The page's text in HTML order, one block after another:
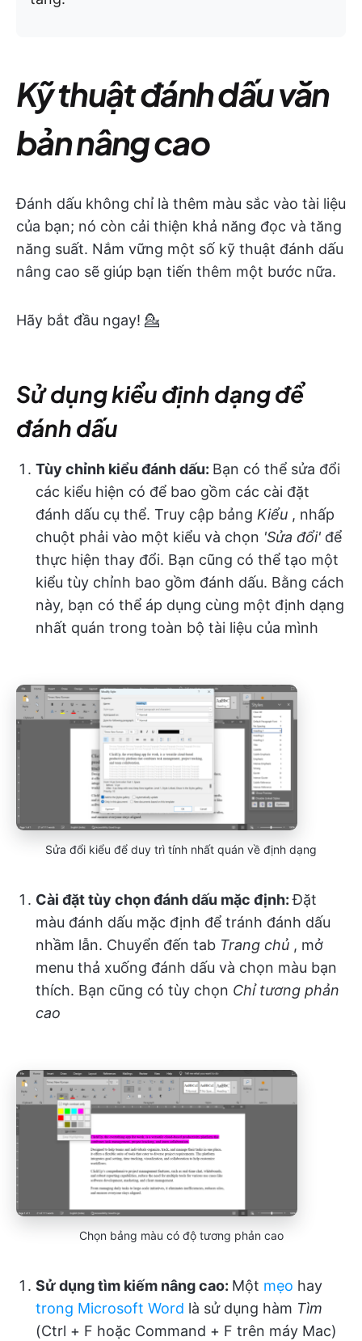
Kỹ thuật đánh dấu văn
bản nâng cao
Đánh dấu không chỉ là thêm màu sắc vào tài liệu
của bạn; nó còn cải thiện khả năng đọc và tăng
năng suất. Nắm vững một số kỹ thuật đánh dấu
nâng cao sẽ giúp bạn tiến thêm một bước nữa.
Hãy bắt đầu ngay! 💁
Sử dụng kiểu định dạng để
đánh dấu
Tùy chỉnh kiểu đánh dấu: Bạn có thể sửa đổi
các kiểu hiện có để bao gồm các cài đặt
đánh dấu cụ thể. Truy cập bảng Kiểu , nhấp
chuột phải vào một kiểu và chọn 'Sửa đổi' để
thực hiện thay đổi. Bạn cũng có thể tạo một
kiểu tùy chỉnh bao gồm đánh dấu. Bằng cách
này, bạn có thể áp dụng cùng một định dạng
nhất quán trong toàn bộ tài liệu của mình
Sửa đổi kiểu để duy trì tính nhất quán về định dạng
Cài đặt tùy chọn đánh dấu mặc định:Đặt
màu đánh dấu mặc định để tránh đánh dấu
nhầm lẫn. Chuyển đến tab Trang chủ , mở
menu thả xuống đánh dấu và chọn màu bạn
thích. Bạn cũng có tùy chọn Chỉ tương phản
cao
Chọn bảng màu có độ tương phản cao
Sử dụng tìm kiếm nâng cao: Một mẹo hay
trong Microsoft Word là sử dụng hàm Tìm
(Ctrl + F hoặc Command + F trên máy Mac)